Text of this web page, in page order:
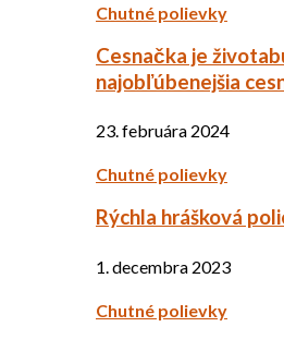
Chutné polievky
Cesnačka je
najobľúbenejšia
23. februára 2024
Chutné polievky
Rýchla hrášková
1. decembra 2023
Chutné polievky